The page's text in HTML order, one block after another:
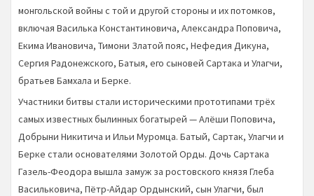
монгольской войны с той и другой стороны и их потомков,
включая Василька Константиновича, Александра Поповича,
Екима Ивановича, Тимони Златой пояс, Нефедия Дикуна,
Сергия Радонежского, Батыя, его сыновей Сартака и Улагчи,
братьев Бамхала и Берке.
Участники битвы стали историческими прототипами трёх
самых известных былинных богатырей — Алёши Поповича,
Добрыни Никитича и Ильи Муромца. Батый, Сартак, Улагчи и
Берке стали основателями Золотой Орды. Дочь Сартака
Газель-Феодора вышла замуж за ростовского князя Глеба
Васильковича, Пётр-Айдар Ордынский, сын Улагчи, был